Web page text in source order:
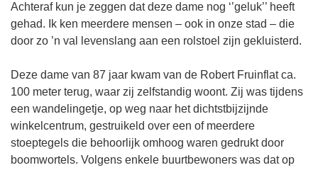
Achteraf kun je zeggen dat deze dame nog ‘’geluk’’ heeft
gehad. Ik ken meerdere mensen – ook in onze stad – die
door zo ’n val levenslang aan een rolstoel zijn gekluisterd.
Deze dame van 87 jaar kwam van de Robert Fruinflat ca.
100 meter terug, waar zij zelfstandig woont. Zij was tijdens
een wandelingetje, op weg naar het dichtstbijzijnde
winkelcentrum, gestruikeld over een of meerdere
stoeptegels die behoorlijk omhoog waren gedrukt door
boomwortels. Volgens enkele buurtbewoners was dat op